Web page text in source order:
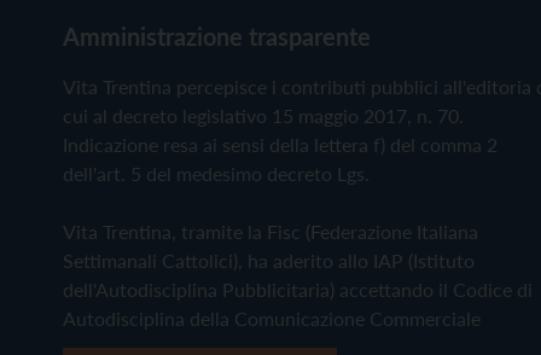
Amministrazione trasparente
Vita Trentina percepisce i contributi pubblici all'editoria
cui al decreto legislativo 15 maggio 2017, n. 70.
Indicazione resa ai sensi della lettera f) del comma 2
dell'art. 5 del medesimo decreto Lgs.
Vita Trentina, tramite la Fisc (Federazione Italiana
Settimanali Cattolici), ha aderito allo IAP (Istituto
dell'Autodisciplina Pubblicitaria) accettando il Codice di
Autodisciplina della Comunicazione Commerciale